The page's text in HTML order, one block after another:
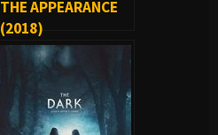
THE APPEARANCE
(2018)